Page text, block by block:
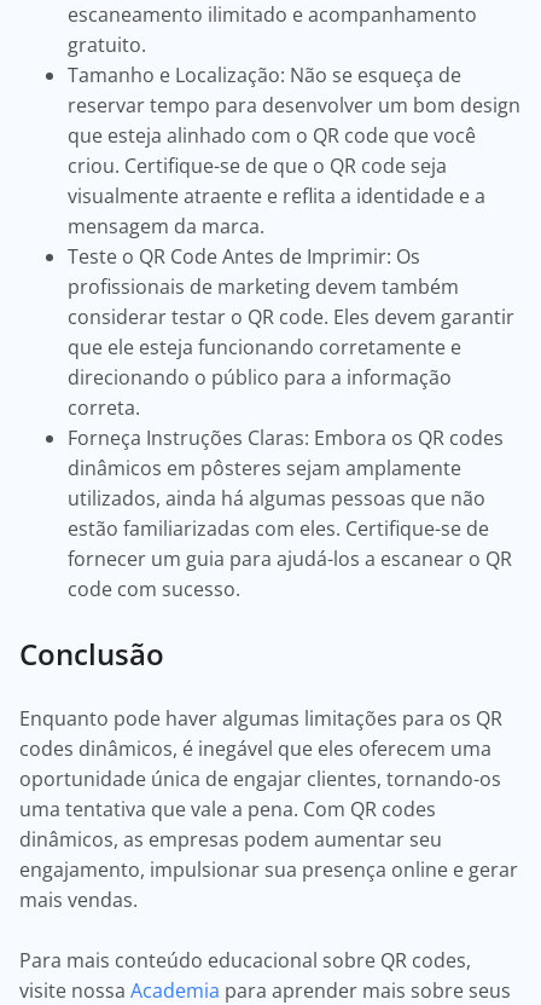
escaneamento ilimitado e acompanhamento
gratuito.
Tamanho e Localização: Não se esqueça de
reservar tempo para desenvolver um bom design
que esteja alinhado com o QR code que você
criou. Certifique-se de que o QR code seja
visualmente atraente e reflita a identidade e a
mensagem da marca.
Teste o QR Code Antes de Imprimir: Os
profissionais de marketing devem também
considerar testar o QR code. Eles devem garantir
que ele esteja funcionando corretamente e
direcionando o público para a informação
correta.
Forneça Instruções Claras: Embora os QR codes
dinâmicos em pôsteres sejam amplamente
utilizados, ainda há algumas pessoas que não
estão familiarizadas com eles. Certifique-se de
fornecer um guia para ajudá-los a escanear o QR
code com sucesso.
Conclusão
Enquanto pode haver algumas limitações para os QR
codes dinâmicos, é inegável que eles oferecem uma
oportunidade única de engajar clientes, tornando-os
uma tentativa que vale a pena. Com QR codes
dinâmicos, as empresas podem aumentar seu
engajamento, impulsionar sua presença online e gerar
mais vendas.
Para mais conteúdo educacional sobre QR codes,
visite nossa Academia para aprender mais sobre seus